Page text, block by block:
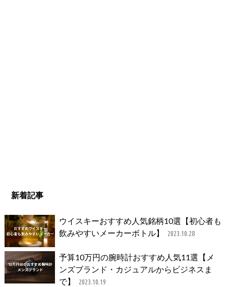
新着記事
ウイスキーおすすめ人気銘柄10選【初心者も
飲みやすいメーカーボトル】
2023.10.28
予算10万円の腕時計おすすめ人気11選【メ
ンズブランド・カジュアルからビジネスま
で】
2023.10.19